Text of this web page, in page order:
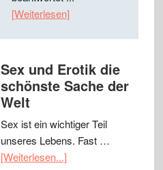
[Weiterlesen]
Sex und Erotik die
schönste Sache der
Welt
Sex ist ein wichtiger Teil
unseres Lebens. Fast …
[Weiterlesen...]